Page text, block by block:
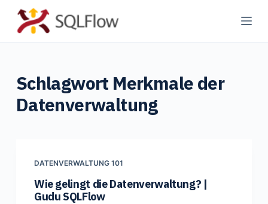
Z
u
Schlagwort Merkmale der
Datenverwaltung
DATENVERWALTUNG 101
Wie gelingt die Datenverwaltung? |
Gudu SQLFlow